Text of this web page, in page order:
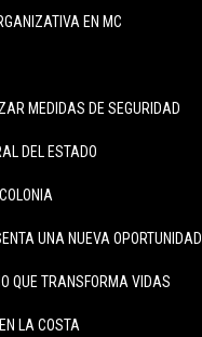
EN MC
MEDIDAS DE SEGURIDAD
DEL ESTADO
UNA NUEVA OPORTUNIDAD
QUE TRANSFORMA VIDAS
LA COSTA